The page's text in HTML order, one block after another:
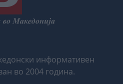
информативен
во 2004 година.